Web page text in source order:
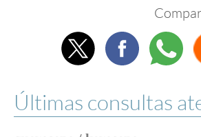
TwitterFacebook
Últimas consultas